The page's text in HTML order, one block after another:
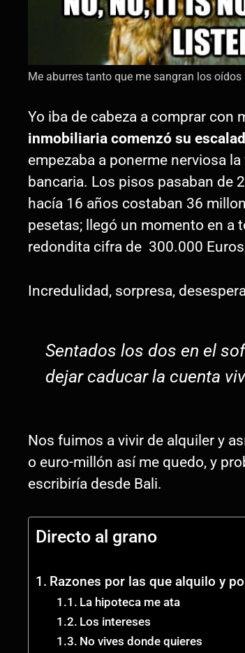
Me aburres tanto que me sangran los oídos
Yo iba de cabeza a comprar con
inmobiliaria comenzó su
empezaba a ponerme nerviosa
bancaria. Los pisos pasaban de
hacía 16 años costaban 36
pesetas; llegó un momento en a
redondita cifra de 300.000
Incredulidad, sorpresa,
Sentados los dos en el
dejar caducar la cuenta
Nos fuimos a vivir de alquiler y
o euro-millón así me quedo, y
escribiría desde Bali.
Directo al grano
Razones por las que alquilo y
La hipoteca me ata
Los intereses
No vives donde quieres